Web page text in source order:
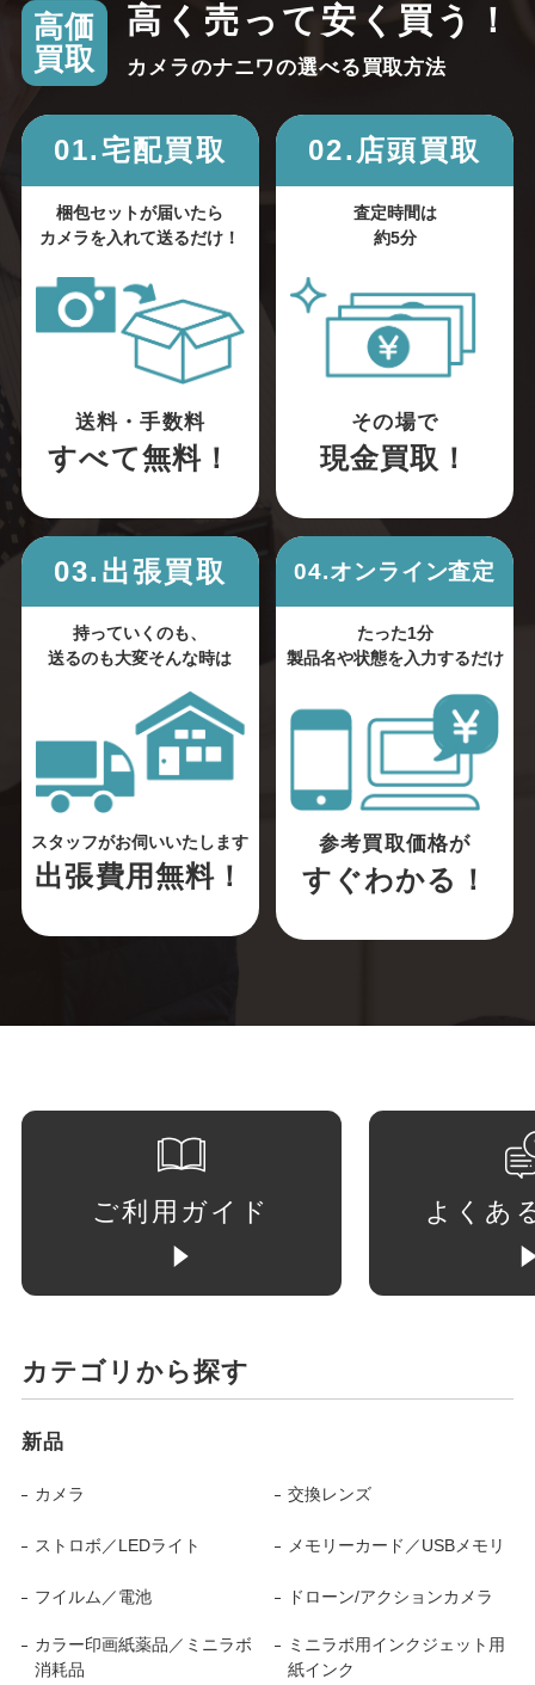
高価
買取
高く売って安く買う！
カメラのナニワの選べる買取方法
01.宅配買取
梱包セットが届いたら
カメラを入れて送るだけ！
送料・手数料
すべて無料！
02.店頭買取
査定時間は
約5分
その場で
現金買取！
03.出張買取
持っていくのも、
送るのも大変そんな時は
スタッフがお伺いいたします
出張費用無料！
04.オンライン査定
たった1分
製品名や状態を入力するだけ
参考買取価格が
すぐわかる！
ご利用ガイド よくあ
カテゴリから探す
新品
カメラ 交換レンズ
ストロボ／LEDライト メモリーカード／USBメモリ
フイルム／電池 ドローン/アクションカメラ
カラー印画紙薬品／ミニラボ
消耗品
ミニラボ用インクジェット用
紙インク